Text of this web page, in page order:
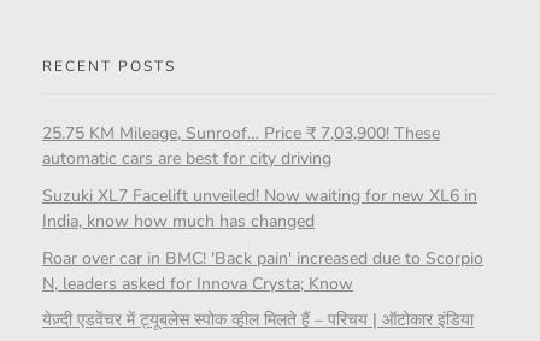
RECENT POSTS
25.75 KM Mileage, Sunroof… Price ₹ 7,03,900! These
automatic cars are best for city driving
Suzuki XL7 Facelift unveiled! Now waiting for new XL6 in
India, know how much has changed
Roar over car in BMC! 'Back pain' increased due to Scorpio
N, leaders asked for Innova Crysta; Know
येज़्दी एडवेंचर में ट्यूबलेस स्पोक व्हील मिलते हैं – परिचय | ऑटोकार इंडिया